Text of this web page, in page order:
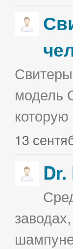
модель
13